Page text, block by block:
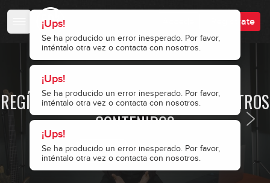
¡Ups!
Se ha producido un error inesperado. Por favor,
inténtalo otra vez o contacta con nosotros.
¡Ups!
Se ha producido un error inesperado. Por favor,
inténtalo otra vez o contacta con nosotros.
¡Ups!
Se ha producido un error inesperado. Por favor,
inténtalo otra vez o contacta con nosotros.
Regístrate
REGÍSTRATE Y ACCEDE A TODOS NUESTROS
CONTENIDOS
Accede Regístrate